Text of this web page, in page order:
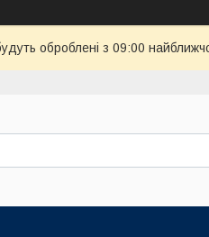
оброблені з 09:00